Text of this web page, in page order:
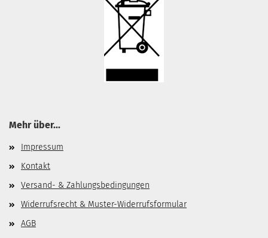
Mehr über...
Impressum
Kontakt
Versand- & Zahlungsbedingungen
Widerrufsrecht & Muster-Widerrufsformular
AGB